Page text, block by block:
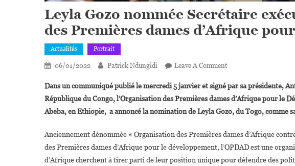
Leyla Gozo nommée Secrétaire
des Premières dames d’Afrique
Actualités Portrait
06/01/2022 Patrick Ndungidi Leave A CommentOn
Gozo
Nommée
Secrétaire
De
L’organisation
Des
Dans un communiqué publié le mercredi 5 janvier et signé par sa présidente,
République du Congo, l’Organisation des Premières dames d’Afrique pour le
Abeba, en Ethiopie, a annoncé la nomination de Leyla Gozo, du Togo, comme
Anciennement dénommée « Organisation des Premières dames d’Afrique
des Premières dames d’Afrique pour le développement, l’OPDAD est une
d’Afrique cherchent à tirer parti de leur position unique pour défendre des